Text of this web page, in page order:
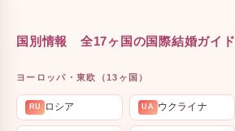
国別情報 全17ヶ国の国際結婚ガイド
ヨーロッパ・東欧（13ヶ国）
RU ロシア UA ウクライナ